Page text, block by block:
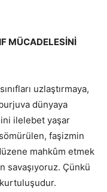
MÜCADELESİNİ
uzlaştırmaya,
dünyaya
ilelebet yaşar
faşizmin
mahkûm etmek
savaşıyoruz. Çünkü
kurtuluşudur.